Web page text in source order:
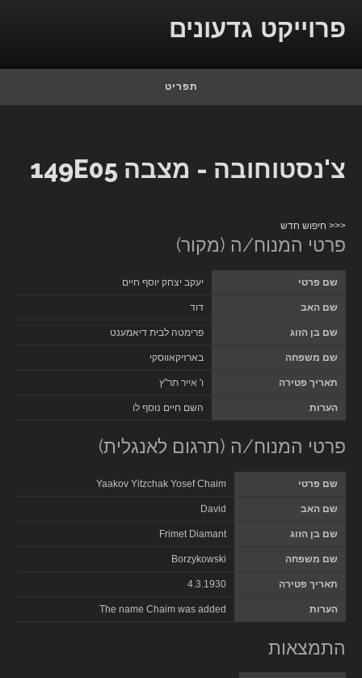
פרוייקט גדעונים
תפריט
צ'נסטוחובה - מצבה 149E05
<<< חיפוש חדש
פרטי המנוח/ה (מקור)
שם פרטי יעקב יצחק יוסף חיים
שם האב דוד
שם בן הזוג פרימטה לבית דיאמענט
שם משפחה בארזיקאווסקי
תאריך פטירה ו' אייר תר"ץ
הערות השם חיים נוסף לו
פרטי המנוח/ה (תרגום לאנגלית)
שם פרטי Yaakov Yitzchak Yosef Chaim
שם האב David
שם בן הזוג Frimet Diamant
שם משפחה Borzykowski
תאריך פטירה 4.3.1930
הערות The name Chaim was added
התמצאות